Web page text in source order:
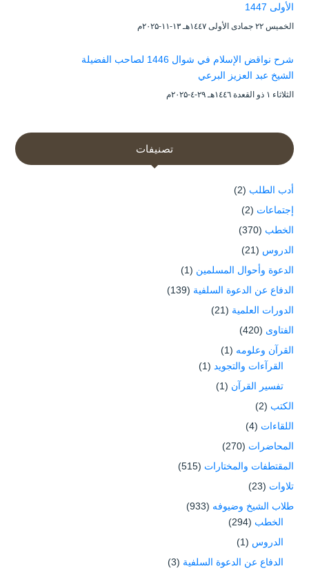
الأولى 1447
الخميس ۲۲ جمادى الأولى ۱٤٤۷هـ ۱۳-۱۱-۲۰۲۵م
شرح نواقض الإسلام في شوال 1446 لصاحب الفضيلة
الشيخ عبد العزيز البرعي
الثلاثاء ۱ ذو القعدة ۱٤٤٦هـ ۲۹-٤-۲۰۲۵م
تصنيفات
أدب الطلب (2)
إجتماعات (2)
الخطب (370)
الدروس (21)
الدعوة وأحوال المسلمين (1)
الدفاع عن الدعوة السلفية (139)
الدورات العلمية (21)
الفتاوى (420)
القرآن وعلومه (1)
القرآءات والتجويد (1)
تفسير القرآن (1)
الكتب (2)
اللقاءات (4)
المحاضرات (270)
المقتطفات والمختارات (515)
تلاوات (23)
طلاب الشيخ وضيوفه (933)
الخطب (294)
الدروس (1)
الدفاع عن الدعوة السلفية (3)